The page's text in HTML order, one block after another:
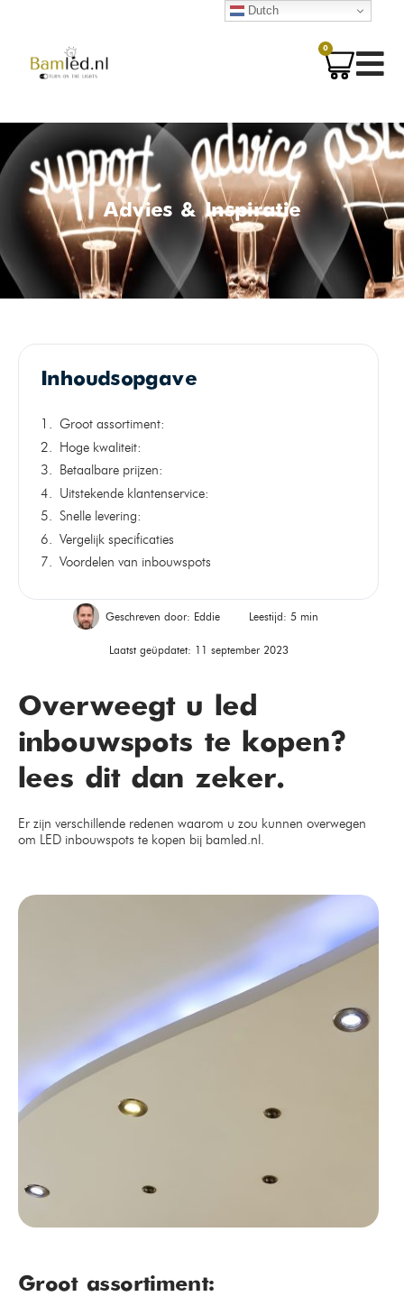
0
Advies & Inspiratie
Geschreven door: Eddie Leestijd: 5 min
Laatst geüpdatet: 11 september 2023
Overweegt u led
inbouwspots te kopen?
lees dit dan zeker.
Er zijn verschillende redenen waarom u zou kunnen overwegen
om LED inbouwspots te kopen bij bamled.nl.
Groot assortiment:
Inhoudsopgave
Groot assortiment:
Hoge kwaliteit:
Betaalbare prijzen:
Uitstekende klantenservice:
Snelle levering:
Vergelijk specificaties
Voordelen van inbouwspots
Dutch